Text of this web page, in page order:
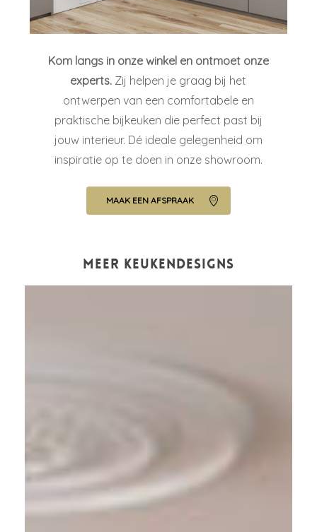
Kom langs in onze winkel en ontmoet onze
experts. Zij helpen je graag bij het
ontwerpen van een comfortabele en
praktische bijkeuken die perfect past bij
jouw interieur. Dé ideale gelegenheid om
inspiratie op te doen in onze showroom.
MAAK EEN AFSPRAAK
MEER KEUKENDESIGNS